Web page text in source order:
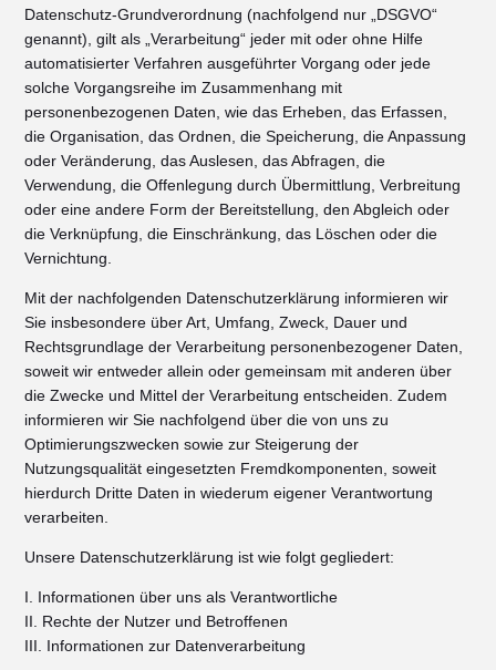
Datenschutz-Grundverordnung (nachfolgend nur „DSGVO“
genannt), gilt als „Verarbeitung“ jeder mit oder ohne Hilfe
automatisierter Verfahren ausgeführter Vorgang oder jede
solche Vorgangsreihe im Zusammenhang mit
personenbezogenen Daten, wie das Erheben, das Erfassen,
die Organisation, das Ordnen, die Speicherung, die Anpassung
oder Veränderung, das Auslesen, das Abfragen, die
Verwendung, die Offenlegung durch Übermittlung, Verbreitung
oder eine andere Form der Bereitstellung, den Abgleich oder
die Verknüpfung, die Einschränkung, das Löschen oder die
Vernichtung.
Mit der nachfolgenden Datenschutzerklärung informieren wir
Sie insbesondere über Art, Umfang, Zweck, Dauer und
Rechtsgrundlage der Verarbeitung personenbezogener Daten,
soweit wir entweder allein oder gemeinsam mit anderen über
die Zwecke und Mittel der Verarbeitung entscheiden. Zudem
informieren wir Sie nachfolgend über die von uns zu
Optimierungszwecken sowie zur Steigerung der
Nutzungsqualität eingesetzten Fremdkomponenten, soweit
hierdurch Dritte Daten in wiederum eigener Verantwortung
verarbeiten.
Unsere Datenschutzerklärung ist wie folgt gegliedert:
I. Informationen über uns als Verantwortliche
II. Rechte der Nutzer und Betroffenen
III. Informationen zur Datenverarbeitung